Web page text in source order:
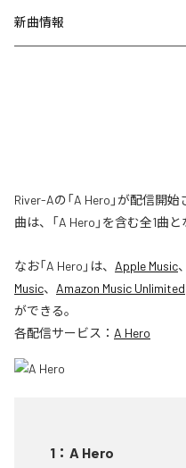
新曲情報
River-Aの「A Hero」が配信開
曲は、「A Hero」を含む全1曲と
なお「A Hero 」は、 Apple Music、
Music、 Amazon Music Unlimited
ができる。
各配信サービス： A Hero
1 ： A Hero